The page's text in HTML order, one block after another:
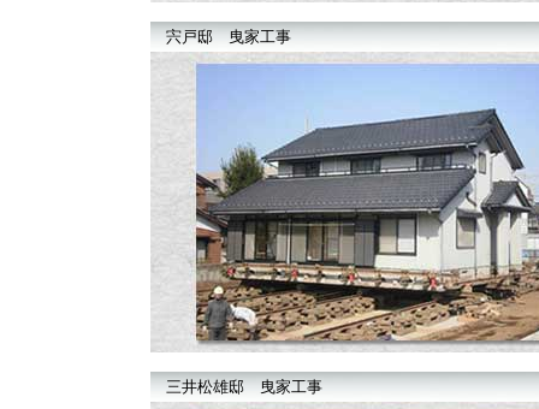
宍戸邸 曳家工事
三井松雄邸 曳家工事